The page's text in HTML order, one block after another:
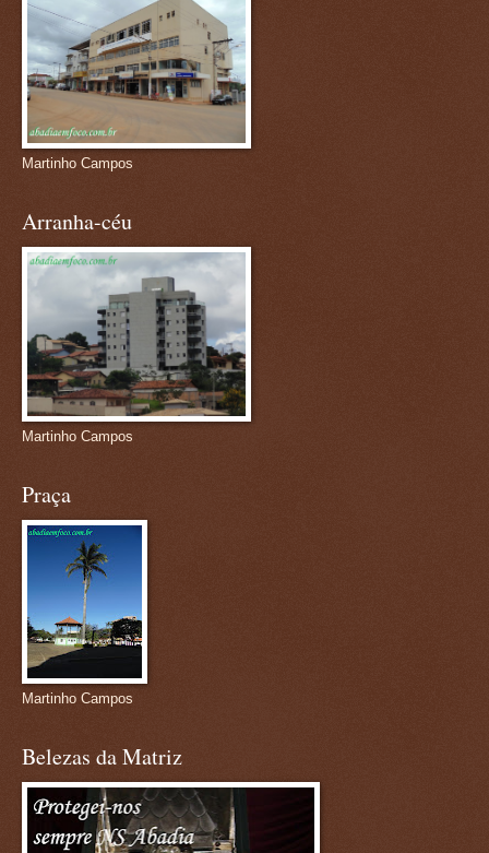
Martinho Campos
Arranha-céu
Martinho Campos
Praça
Martinho Campos
Belezas da Matriz